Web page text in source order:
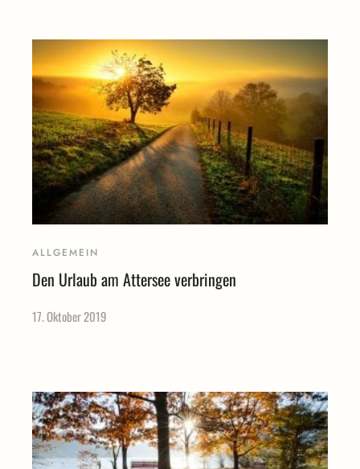
ALLGEMEIN
Den Urlaub am Attersee verbringen
17. Oktober 2019